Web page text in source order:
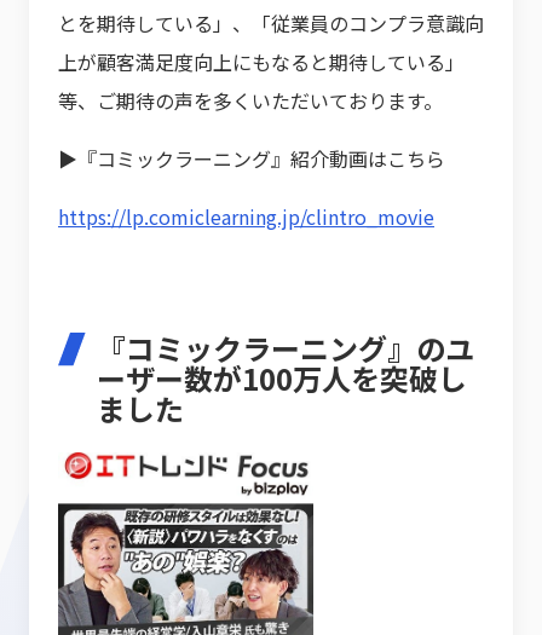
とを期待している」、「従業員のコンプラ意識向
上が顧客満足度向上にもなると期待している」
等、ご期待の声を多くいただいております。
▶『コミックラーニング』紹介動画はこちら
https://lp.comiclearning.jp/clintro_movie
『コミックラーニング』のユ
ーザー数が100万人を突破し
ました